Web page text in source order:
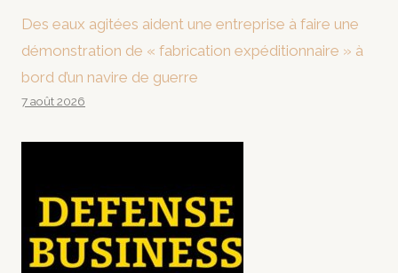
Des eaux agitées aident une entreprise à faire une
démonstration de « fabrication expéditionnaire » à
bord d’un navire de guerre
7 août 2026